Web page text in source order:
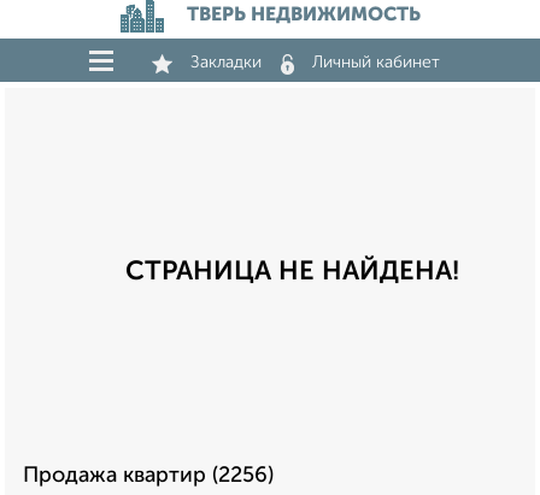
ТВЕРЬ НЕДВИЖИМОСТЬ
Закладки Личный кабинет
СТРАНИЦА НЕ НАЙДЕНА!
Продажа квартир (2256)